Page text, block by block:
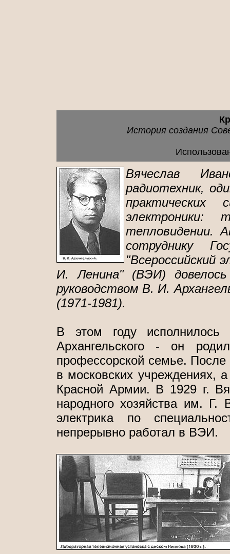
История создания
Вячеслав
радиотехник,
практических
электроники:
тепловидении.
сотруднику
"Всероссийский
И. Ленина" (ВЭИ)
руководством В. И.
(1971-1981).
В этом году
Архангельского - он
профессорской семье. После
в московских учреждениях,
Красной Армии. В 1929 г.
народного хозяйства им.
электрика по
непрерывно работал в ВЭИ.